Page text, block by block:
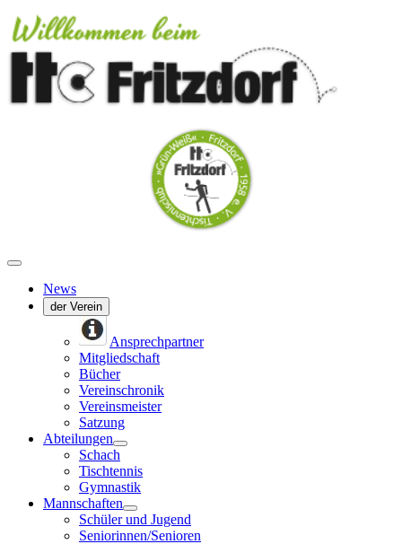
News
der Verein
Ansprechpartner
Mitgliedschaft
Bücher
Vereinschronik
Vereinsmeister
Satzung
Abteilungen
Schach
Tischtennis
Gymnastik
Mannschaften
Schüler und Jugend
Seniorinnen/Senioren